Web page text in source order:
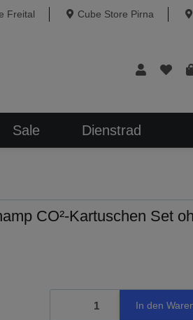
Freital Cube Store Pirna
Sale Dienstrad
CO²-Kartuschen Set
In den